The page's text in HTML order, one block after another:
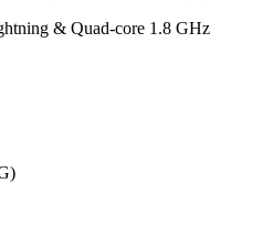
& Quad-core 1.8 GHz